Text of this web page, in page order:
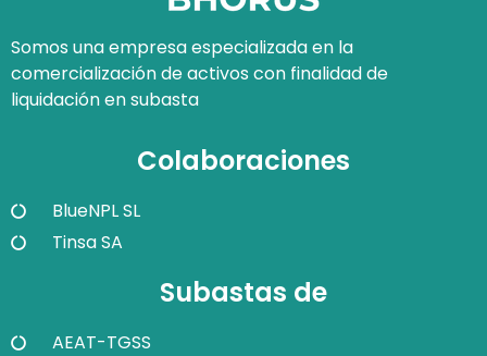
Somos una empresa especializada en la
comercialización de activos con finalidad de
liquidación en subasta
Colaboraciones
BlueNPL SL
Tinsa SA
Subastas de
AEAT-TGSS